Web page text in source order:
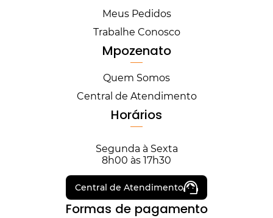
Meus Pedidos
Trabalhe Conosco
Mpozenato
Quem Somos
Central de Atendimento
Horários
Segunda à Sexta
8h00 às 17h30
Central de Atendimento
Formas de pagamento